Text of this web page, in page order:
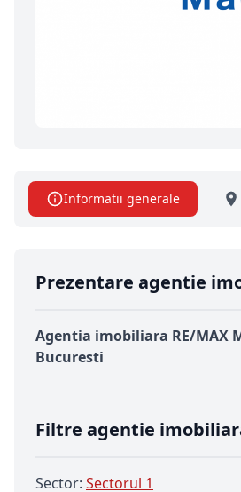
Informatii generale
Prezentare agentie
Agentia imobiliara RE/MAX
Bucuresti
Filtre agentie
Sector: Sectorul 1